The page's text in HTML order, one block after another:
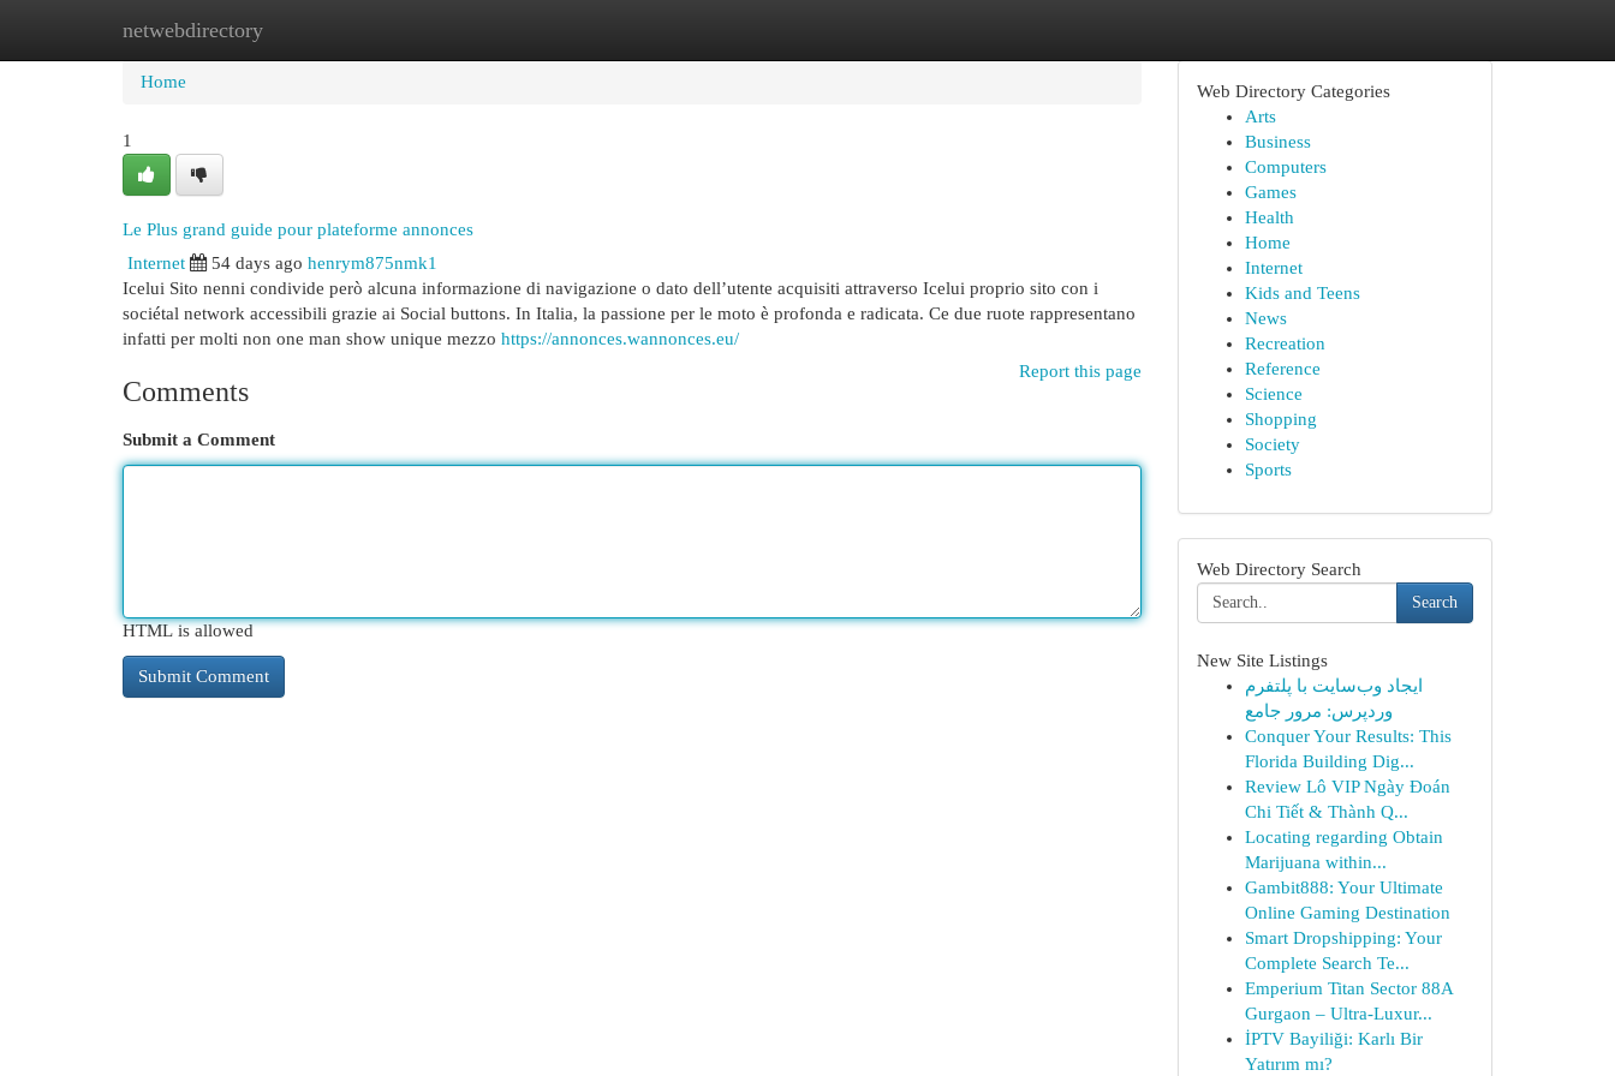
netwebdirectory
Home New Site Listings
Home
1
Le Plus grand guide pour plateforme annonces
Internet
54 days ago henrym875nmk1
Icelui Sito nenni condivide però alcuna informazione di navigazione o dato dell’utente acquisiti attraverso Icelui proprio sito con i
sociétal network accessibili grazie ai Social buttons. In Italia, la passione per le moto è profonda e radicata. Ce due ruote rappresentano
infatti per molti non one man show unique mezzo https://annonces.wannonces.eu/
Report this page
Comments
Submit a Comment
HTML is allowed
Web Directory Categories
Arts
Business
Computers
Games
Health
Home
Internet
Kids and Teens
News
Recreation
Reference
Science
Shopping
Society
Sports
Web Directory Search
Search
New Site Listings
ایجاد وب‌سایت با پلتفرم
وردپرس: مرور جامع
Conquer Your Results: This
Florida Building Dig...
Review Lô VIP Ngày Đoán
Chi Tiết & Thành Q...
Locating regarding Obtain
Marijuana within...
Gambit888: Your Ultimate
Online Gaming Destination
Smart Dropshipping: Your
Complete Search Te...
Emperium Titan Sector 88A
Gurgaon – Ultra-Luxur...
İPTV Bayiliği: Karlı Bir
Yatırım mı?